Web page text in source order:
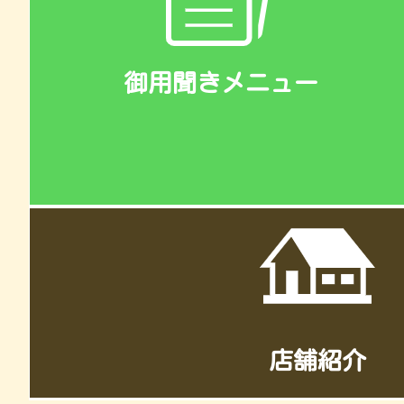
御用聞きメニュー
店舗紹介